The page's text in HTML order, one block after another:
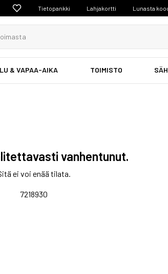
Tietopankki Lahjakortti Lunasta
& VAPAA-AIKA TOIMISTO
vanhentunut.
ei voi enää tilata.
7218930